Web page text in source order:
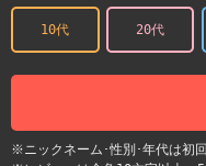
10代 20代
※ニックネーム･性別･年代は初